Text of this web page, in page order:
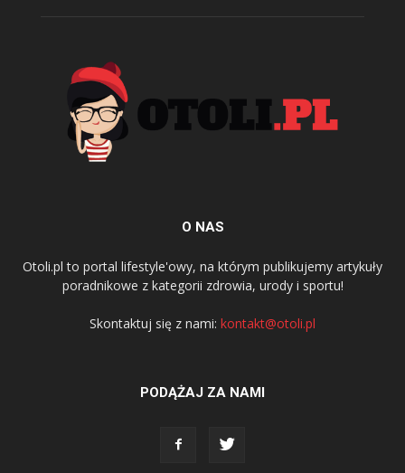
O NAS
Otoli.pl to portal lifestyle'owy, na którym publikujemy artykuły
poradnikowe z kategorii zdrowia, urody i sportu!
Skontaktuj się z nami: kontakt@otoli.pl
PODĄŻAJ ZA NAMI